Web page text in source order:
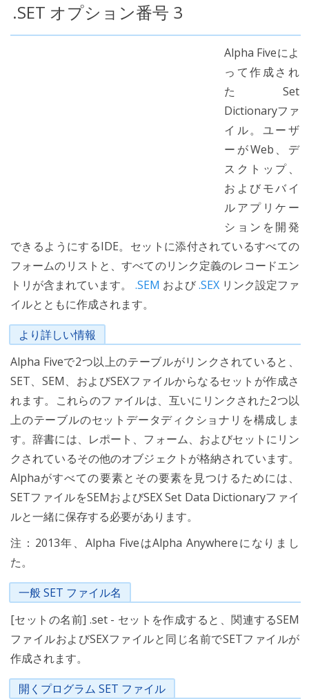
.SET オプション番号 3
Alpha Fiveによ
って作成され
たSet
Dictionaryファ
イル。ユーザ
ーがWeb、デ
スクトップ、
およびモバイ
ルアプリケー
ションを開発
できるようにするIDE。セットに添付されているすべての
フォームのリストと、すべてのリンク定義のレコードエン
トリが含まれています。 .SEM および.SEXリンク設定ファ
イルとともに作成されます。
より詳しい情報
Alpha Fiveで2つ以上のテーブルがリンクされていると、
SET、SEM、およびSEXファイルからなるセットが作成さ
れます。これらのファイルは、互いにリンクされた2つ以
上のテーブルのセットデータディクショナリを構成しま
す。辞書には、レポート、フォーム、およびセットにリン
クされているその他のオブジェクトが格納されています。
Alphaがすべての要素とその要素を見つけるためには、
SETファイルをSEMおよびSEX Set Data Dictionaryファイ
ルと一緒に保存する必要があります。
注：2013年、Alpha FiveはAlpha Anywhereになりまし
た。
一般 SET ファイル名
[セットの名前] .set - セットを作成すると、関連するSEM
ファイルおよびSEXファイルと同じ名前でSETファイルが
作成されます。
開くプログラム SET ファイル